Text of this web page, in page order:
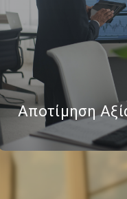
Αποτίμηση